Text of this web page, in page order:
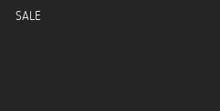
SALE